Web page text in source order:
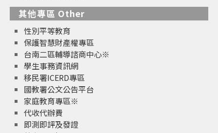
其他專區 Other
性別平等教育
保護智慧財產權專區
台南二區輔導諮商中心※
學生事務資訊網
移民署ICERD專區
國教署公文公告平台
家庭教育專區※
代收代辦費
即測即評及發證